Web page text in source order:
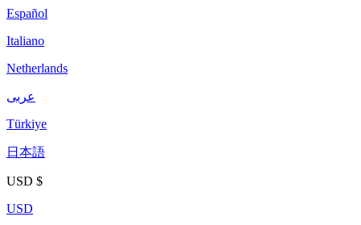
Español
Italiano
Netherlands
عربى
Türkiye
日本語
USD $
USD